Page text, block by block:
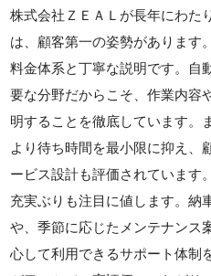
株式会社ＺＥＡＬが長年にわた
は、顧客第一の姿勢があります
料金体系と丁寧な説明です。自
要な分野だからこそ、作業内容
明することを徹底しています。
より待ち時間を最小限に抑え、
ービス設計も評価されています
充実ぶりも注目に値します。納
や、季節に応じたメンテナンス
心して利用できるサポート体制